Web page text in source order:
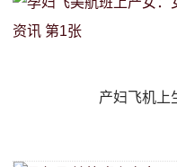
产妇飞机上